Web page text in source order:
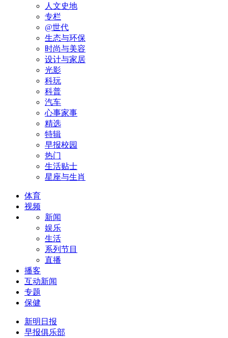
人文史地
专栏
@世代
生态与环保
时尚与美容
设计与家居
光影
科玩
科普
汽车
心事家事
精选
特辑
早报校园
热门
生活贴士
星座与生肖
体育
视频
新闻
娱乐
生活
系列节目
直播
播客
互动新闻
专题
保健
新明日报
早报俱乐部